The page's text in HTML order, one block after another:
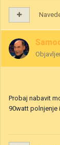
Probaj nabavit
90watt polnjenje